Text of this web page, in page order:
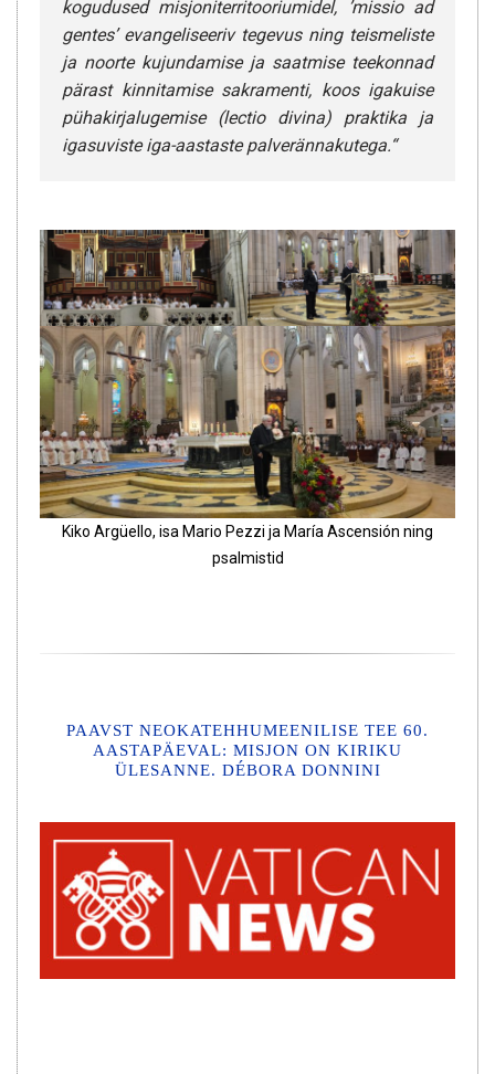
kogudused misjoniterritooriumidel, ’missio ad
gentes’ evangeliseeriv tegevus ning teismeliste
ja noorte kujundamise ja saatmise teekonnad
pärast kinnitamise sakramenti, koos igakuise
pühakirjalugemise (lectio divina) praktika ja
igasuviste iga-aastaste palverännakutega.“
Kiko Argüello, isa Mario Pezzi ja María Ascensión ning
psalmistid
PAAVST NEOKATEHHUMEENILISE TEE 60.
AASTAPÄEVAL: MISJON ON KIRIKU
ÜLESANNE. DÉBORA DONNINI